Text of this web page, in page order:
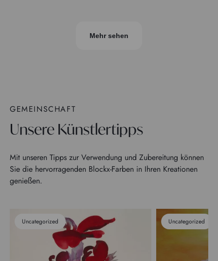
Mehr sehen
GEMEINSCHAFT
Unsere Künstlertipps
Mit unseren Tipps zur Verwendung und Zubereitung können
Sie die hervorragenden Blockx-Farben in Ihren Kreationen
genießen.
Uncategorized Uncategorized